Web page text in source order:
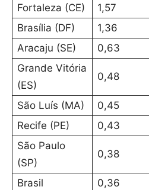
Fortaleza (CE) 1,57
Brasília (DF)
1,36
Aracaju (SE)
0,63
Grande Vitória
(ES)
0,48
São Luís (MA) 0,45
Recife (PE)
0,43
São Paulo
(SP)
0,38
Brasil 0,36